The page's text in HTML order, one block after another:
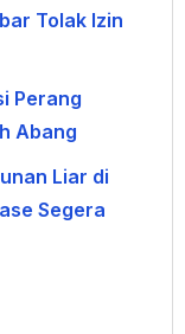
Tolak Izin
Perang
Abang
Liar di
Segera